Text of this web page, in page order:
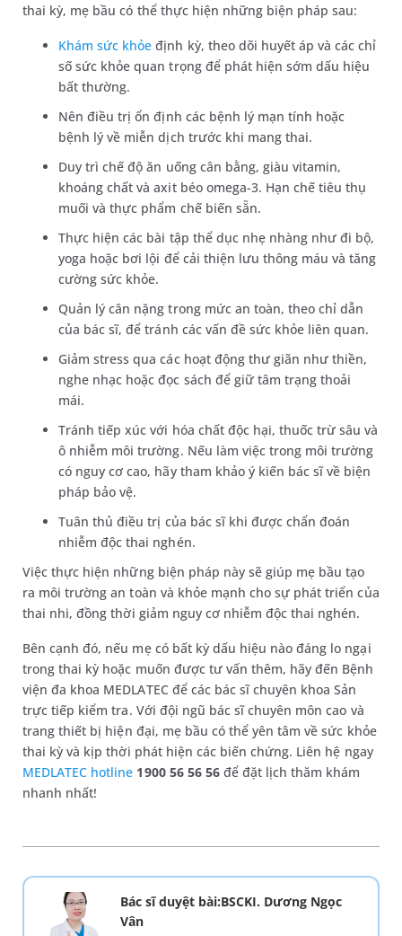
thai kỳ, mẹ bầu có thể thực hiện những biện pháp sau:
Khám sức khỏe định kỳ, theo dõi huyết áp và các chỉ
số sức khỏe quan trọng để phát hiện sớm dấu hiệu
bất thường.
Nên điều trị ổn định các bệnh lý mạn tính hoặc
bệnh lý về miễn dịch trước khi mang thai.
Duy trì chế độ ăn uống cân bằng, giàu vitamin,
khoáng chất và axit béo omega-3. Hạn chế tiêu thụ
muối và thực phẩm chế biến sẵn.
Thực hiện các bài tập thể dục nhẹ nhàng như đi bộ,
yoga hoặc bơi lội để cải thiện lưu thông máu và tăng
cường sức khỏe.
Quản lý cân nặng trong mức an toàn, theo chỉ dẫn
của bác sĩ, để tránh các vấn đề sức khỏe liên quan.
Giảm stress qua các hoạt động thư giãn như thiền,
nghe nhạc hoặc đọc sách để giữ tâm trạng thoải
mái.
Tránh tiếp xúc với hóa chất độc hại, thuốc trừ sâu và
ô nhiễm môi trường. Nếu làm việc trong môi trường
có nguy cơ cao, hãy tham khảo ý kiến bác sĩ về biện
pháp bảo vệ.
Tuân thủ điều trị của bác sĩ khi được chẩn đoán
nhiễm độc thai nghén.
Việc thực hiện những biện pháp này sẽ giúp mẹ bầu tạo
ra môi trường an toàn và khỏe mạnh cho sự phát triển của
thai nhi, đồng thời giảm nguy cơ nhiễm độc thai nghén.
Bên cạnh đó, nếu mẹ có bất kỳ dấu hiệu nào đáng lo ngại
trong thai kỳ hoặc muốn được tư vấn thêm, hãy đến Bệnh
viện đa khoa MEDLATEC để các bác sĩ chuyên khoa Sản
trực tiếp kiểm tra. Với đội ngũ bác sĩ chuyên môn cao và
trang thiết bị hiện đại, mẹ bầu có thể yên tâm về sức khỏe
thai kỳ và kịp thời phát hiện các biến chứng. Liên hệ ngay
MEDLATEC hotline 1900 56 56 56để đặt lịch thăm khám
nhanh nhất!
Bác sĩ duyệt bài:BSCKI. Dương Ngọc
Vân